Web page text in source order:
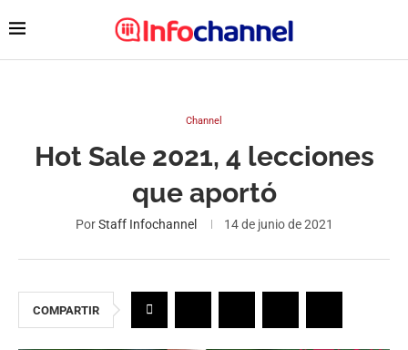
Channel
Hot Sale 2021, 4 lecciones
que aportó
PorStaff Infochannel 14 de junio de 2021
COMPARTIR